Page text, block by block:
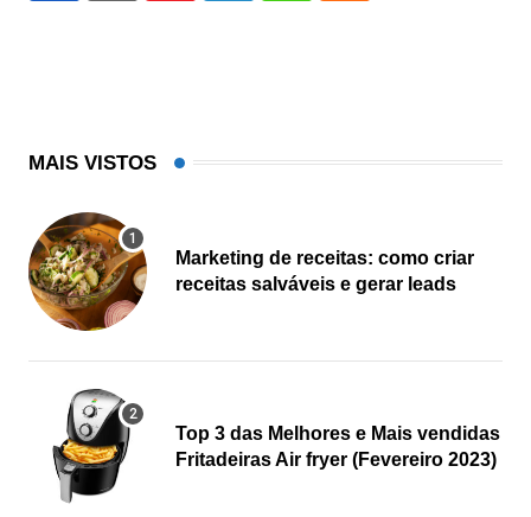
MAIS VISTOS
Marketing de receitas: como criar
receitas salváveis e gerar leads
Top 3 das Melhores e Mais vendidas
Fritadeiras Air fryer (Fevereiro 2023)